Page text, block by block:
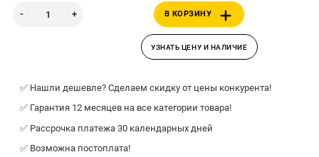
В КОРЗИНУ
УЗНАТЬ ЦЕНУ И НАЛИЧИЕ
✅ Нашли дешевле? Сделаем скидку от цены конкурента!
✅ Гарантия 12 месяцев на все категории товара!
✅ Рассрочка платежа 30 календарных дней
✅ Возможна постоплата!